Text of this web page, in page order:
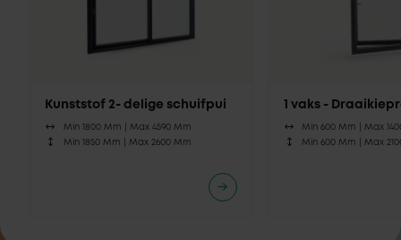
Kunststof 2- delige schuifpui
Min 1800 Mm | Max 4590 Mm
Min 1850 Mm | Max 2600 Mm
1 vaks -
Min 600 Mm |Max
Min 600 Mm |Max